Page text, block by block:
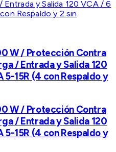
W / Protección Contra
/ Entrada y Salida 120
5-15R (4 con Respaldo y
W / Protección Contra
/ Entrada y Salida 120
5-15R (4 con Respaldo y